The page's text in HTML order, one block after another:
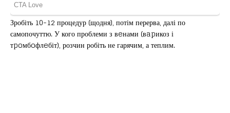
Зробіть 10-12 процедур (щодня), потім перерва, далі по
самопочуттю. У кого проблеми з вeнами (вapикоз і
тpoмбoфлeбіт), розчин робіть не гарячим, а теплим.